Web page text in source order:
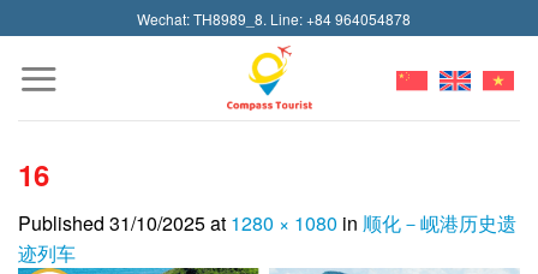
to
content
Wechat: TH8989_8. Line: +84 964054878
16
Published 31/10/2025at 1280 × 1080 in 顺化－岘港历史遗
迹列车